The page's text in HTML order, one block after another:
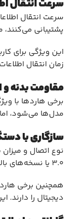
سرعت انتقال
پشتیبانی
این ویژگی برای
زمان انتقال
مقاومت بدنه و
برخی هاردها با
مدل‌ها می‌شود، اما
سازگاری با
3.0 یا نسخه‌های بالاتر پشتیبانی می‌کنند، معمولاً سرعت انتقال بهتر و کاربرد گسترده‌تری دارند.
همچنین برخی
دیجیتال را